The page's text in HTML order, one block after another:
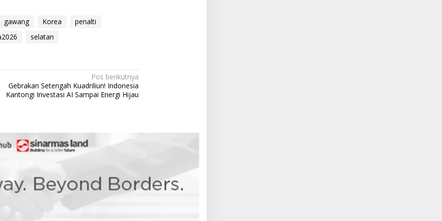
gawang Korea
penalti
selatan
Pos berikutnya
Gebrakan Setengah Kuadriliun! Indonesia
Kantongi Investasi AI Sampai Energi Hijau